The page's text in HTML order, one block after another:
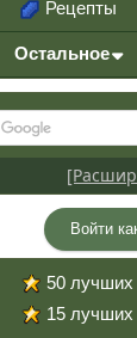
Рецепты
Остальное
Войти
50
15 лучших